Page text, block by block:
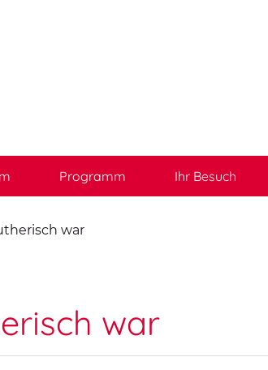
Programm Ihr Besuch
war
war